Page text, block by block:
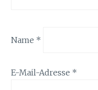
Name *
E-Mail-Adresse *